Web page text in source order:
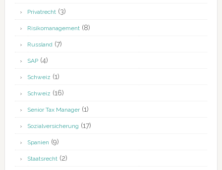
Privatrecht(3)
Risikomanagement(8)
Russland(7)
SAP(4)
Schweiz (1)
Schweiz (16)
Senior Tax Manager(1)
Sozialversicherung (17)
Spanien (9)
Staatsrecht(2)